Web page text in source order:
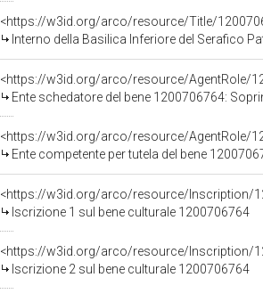
<https://w3id.org/arco/resource/Title/
Interno della Basilica Inferiore del Serafico
<https://w3id.org/arco/resource/AgentRole/
Ente schedatore del bene 1200706764:
<https://w3id.org/arco/resource/AgentRole/
Ente competente per tutela del bene
<https://w3id.org/arco/resource/Inscription/
Iscrizione 1 sul bene culturale 1200706764
<https://w3id.org/arco/resource/Inscription/
Iscrizione 2 sul bene culturale 1200706764